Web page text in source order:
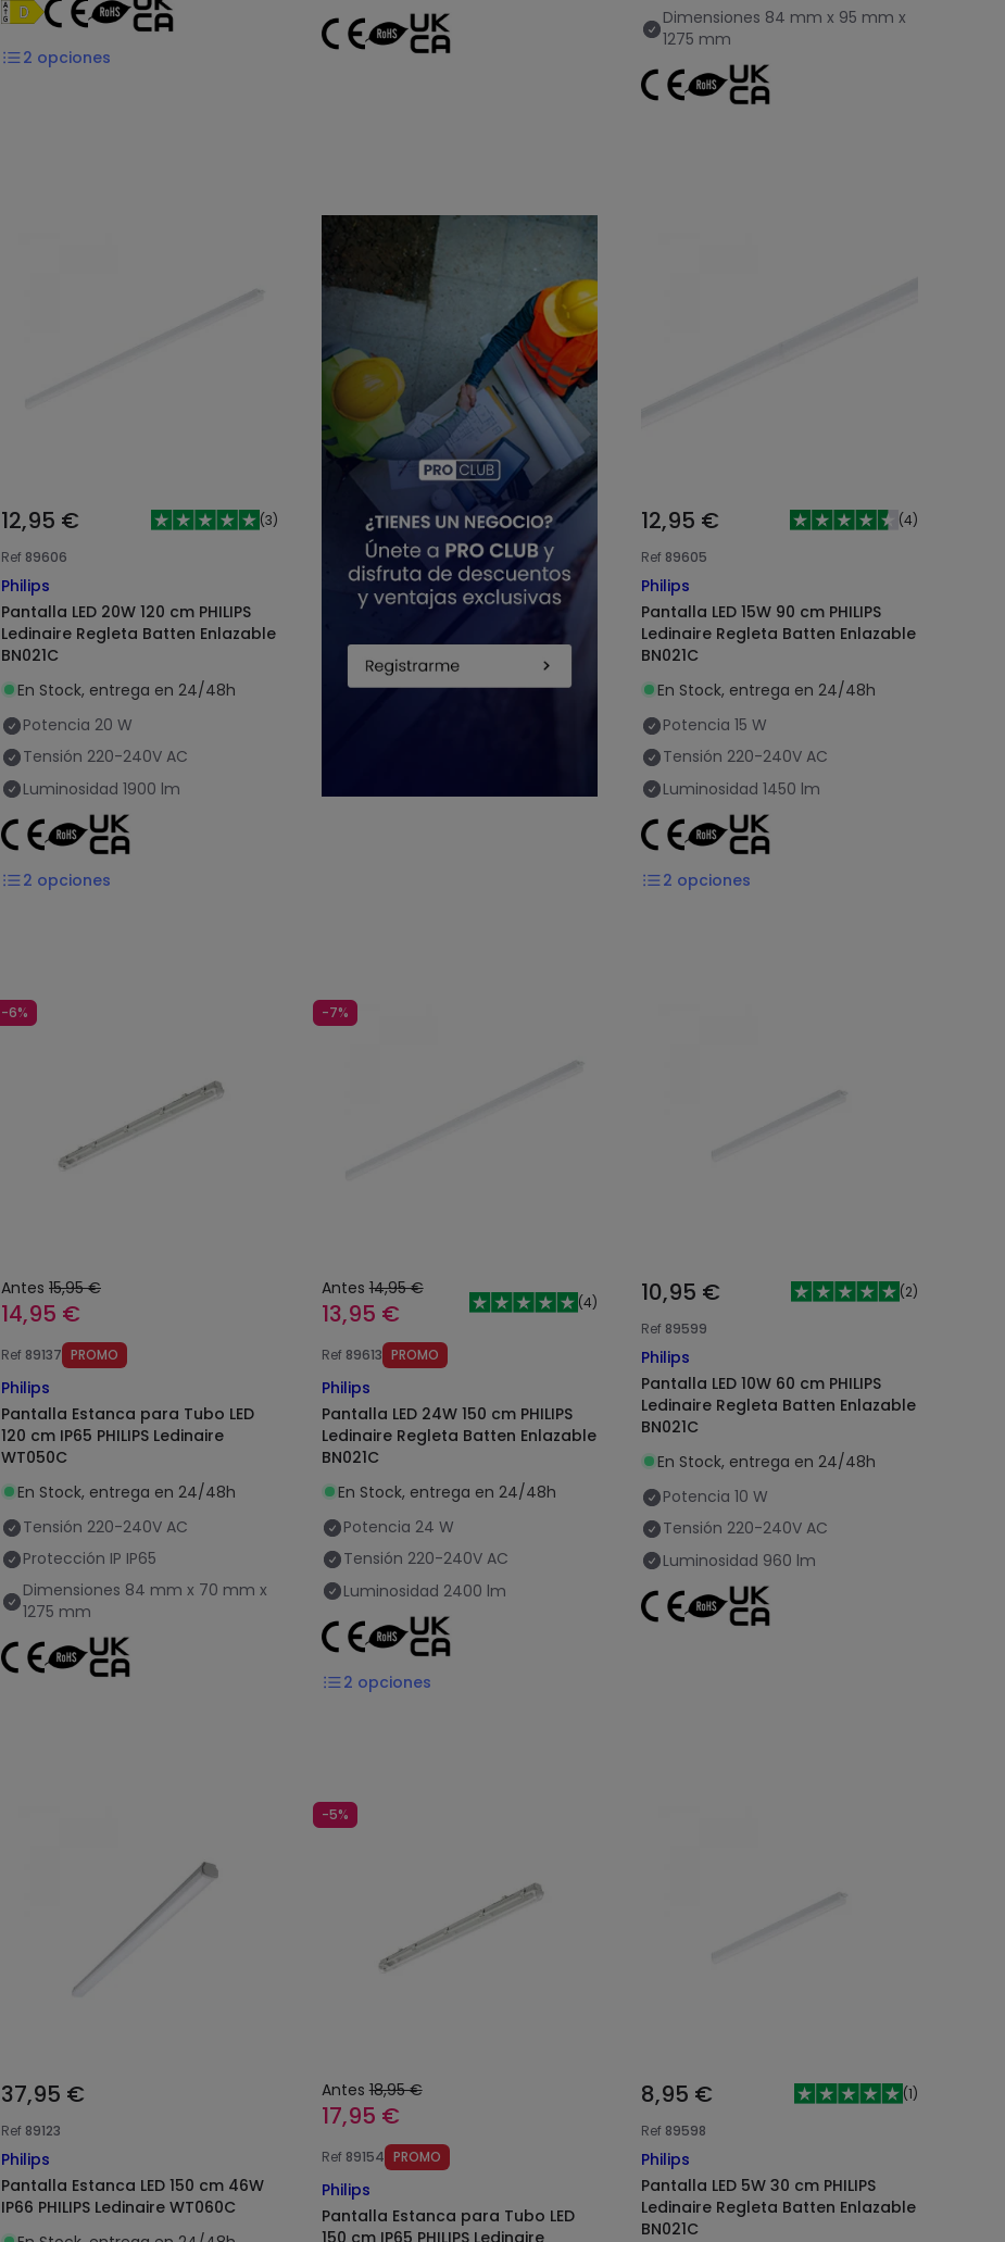
2 opciones
Dimensiones 84 mm x 95 mm x
1275 mm
12,95 € (3)
Ref 89606
Philips
Pantalla LED 20W 120 cm PHILIPS
Ledinaire Regleta Batten Enlazable
BN021C
En Stock, entrega en 24/48h
Potencia 20 W
Tensión 220-240V AC
Luminosidad 1900 lm
2 opciones
12,95 € (4)
Ref 89605
Philips
Pantalla LED 15W 90 cm PHILIPS
Ledinaire Regleta Batten Enlazable
BN021C
En Stock, entrega en 24/48h
Potencia 15 W
Tensión 220-240V AC
Luminosidad 1450 lm
2 opciones
-6%
Antes 15,95 €
14,95 €
Ref 89137 PROMO
Philips
Pantalla Estanca para Tubo LED
120 cm IP65 PHILIPS Ledinaire
WT050C
En Stock, entrega en 24/48h
Tensión 220-240V AC
Protección IP IP65
Dimensiones 84 mm x 70 mm x
1275 mm
-7%
Antes 14,95 €
13,95 € (4)
Ref 89613 PROMO
Philips
Pantalla LED 24W 150 cm PHILIPS
Ledinaire Regleta Batten Enlazable
BN021C
En Stock, entrega en 24/48h
Potencia 24 W
Tensión 220-240V AC
Luminosidad 2400 lm
2 opciones
10,95 € (2)
Ref 89599
Philips
Pantalla LED 10W 60 cm PHILIPS
Ledinaire Regleta Batten Enlazable
BN021C
En Stock, entrega en 24/48h
Potencia 10 W
Tensión 220-240V AC
Luminosidad 960 lm
37,95 €
Ref 89123
Philips
Pantalla Estanca LED 150 cm 46W
IP66 PHILIPS Ledinaire WT060C
-5%
Antes 18,95 €
17,95 €
Ref 89154 PROMO
Philips
Pantalla Estanca para Tubo LED
150 cm IP65 PHILIPS Ledinaire
8,95 € (1)
Ref 89598
Philips
Pantalla LED 5W 30 cm PHILIPS
Ledinaire Regleta Batten Enlazable
BN021C